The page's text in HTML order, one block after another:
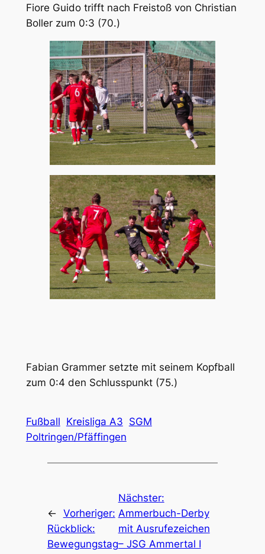
Fiore Guido trifft nach Freistoß von Christian
Boller zum 0:3 (70.)
Fabian Grammer setzte mit seinem Kopfball
zum 0:4 den Schlusspunkt (75.)
Fußball Kreisliga A3 SGM
Poltringen/Pfäffingen
← Vorheriger:
Rückblick:
Bewegungstag
Nächster:
Ammerbuch-Derby
mit Ausrufezeichen
– JSG Ammertal I